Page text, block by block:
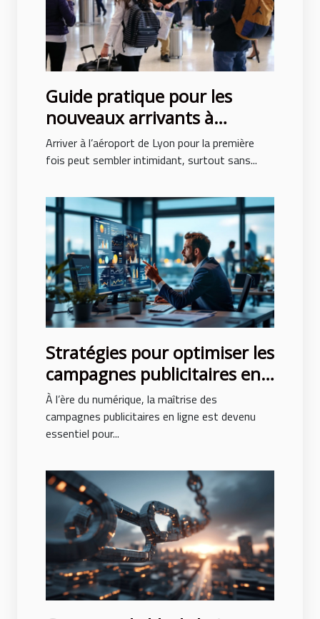
Guide pratique pour les
nouveaux arrivants à
l’aéroport de Lyon
Arriver à l’aéroport de Lyon pour la première
fois peut sembler intimidant, surtout sans...
Stratégies pour optimiser les
campagnes publicitaires en
ligne
À l’ère du numérique, la maîtrise des
campagnes publicitaires en ligne est devenu
essentiel pour...